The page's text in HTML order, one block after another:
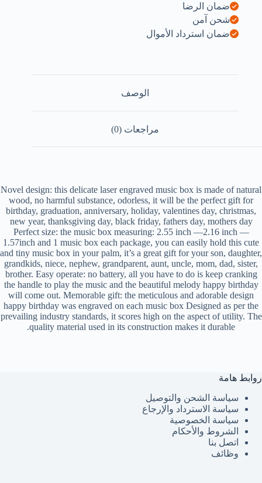
ضمان الرضا
شحن آمن
ضمان استرداد الأموال
الوصف
مراجعات (0)
Novel design: this delicate laser engraved music box is made of natural
wood, no harmful substance, odorless, it will be the perfect gift for
birthday, graduation, anniversary, holiday, valentines day, christmas,
new year, thanksgiving day, black friday, fathers day, mothers day
Perfect size: the music box measuring: 2.55 inch —2.16 inch —
1.57inch and 1 music box each package, you can easily hold this cute
and tiny music box in your palm, it’s a great gift for your son, daughter,
grandkids, niece, nephew, grandparent, aunt, uncle, mom, dad, sister,
brother. Easy operate: no battery, all you have to do is keep cranking
the handle to play the music and the beautiful melody happy birthday
will come out. Memorable gift: the meticulous and adorable design
happy birthday was engraved on each music box Designed as per the
prevailing industry standards, it scores high on the aspect of utility. The
quality material used in its construction makes it durable.
روابط هامة
سياسة الشحن والتوصيل
سياسة الاسترداد والإرجاع
سياسة الخصوصية
الشروط والأحكام
اتصل بنا
وظائف